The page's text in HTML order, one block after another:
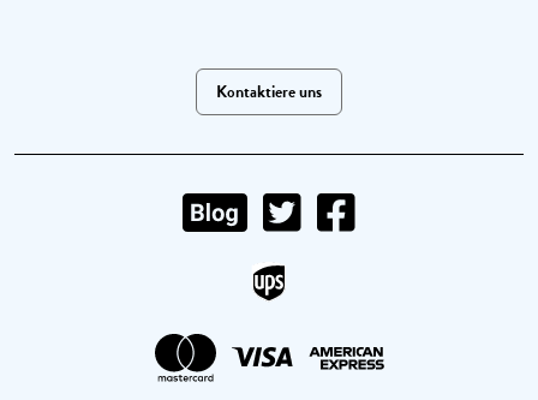
Kontaktiere uns